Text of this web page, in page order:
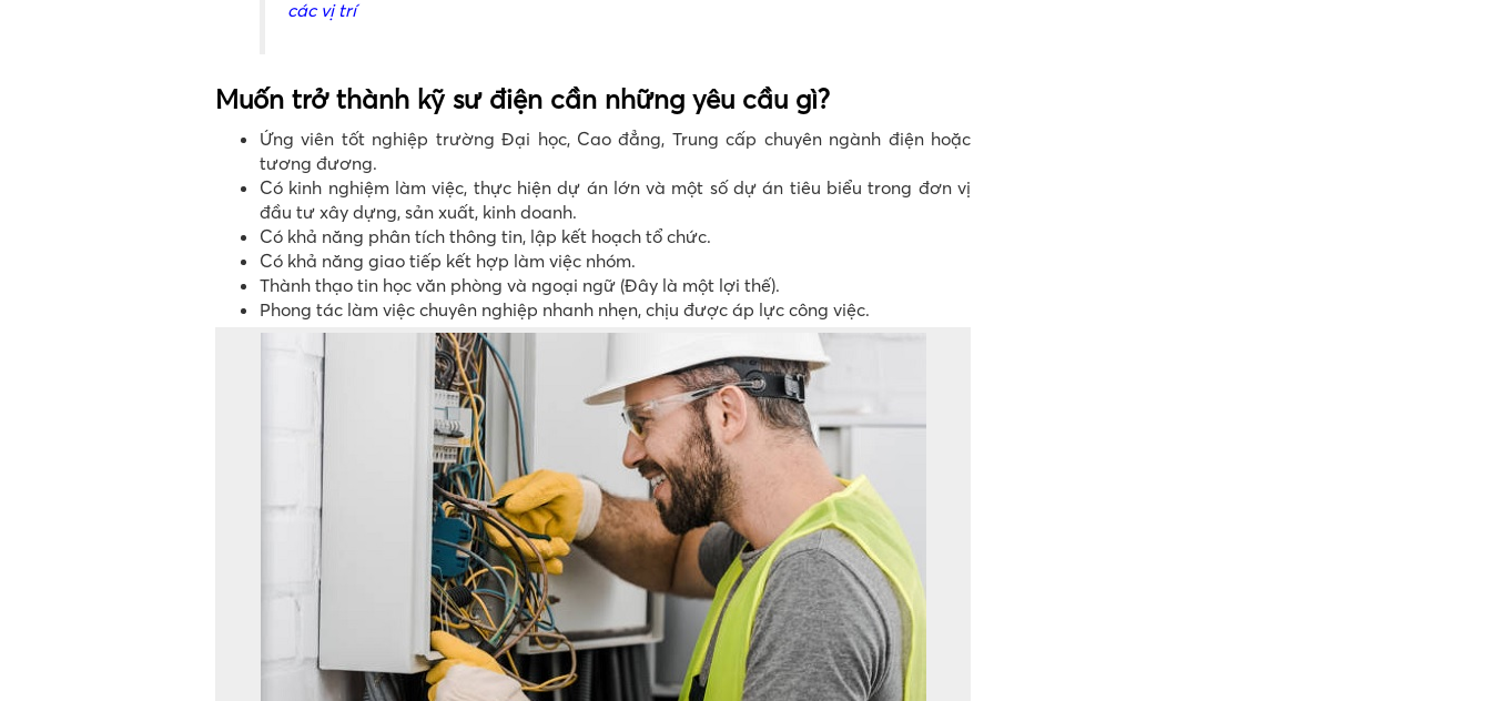
các vị trí
Muốn trở thành kỹ sư điện cần những yêu cầu gì?
Ứng viên tốt nghiệp trường Đại học, Cao đẳng, Trung cấp chuyên ngành điện hoặc
tương đương.
Có kinh nghiệm làm việc, thực hiện dự án lớn và một số dự án tiêu biểu trong đơn vị
đầu tư xây dựng, sản xuất, kinh doanh.
Có khả năng phân tích thông tin, lập kết hoạch tổ chức.
Có khả năng giao tiếp kết hợp làm việc nhóm.
Thành thạo tin học văn phòng và ngoại ngữ (Đây là một lợi thế).
Phong tác làm việc chuyên nghiệp nhanh nhẹn, chịu được áp lực công việc.